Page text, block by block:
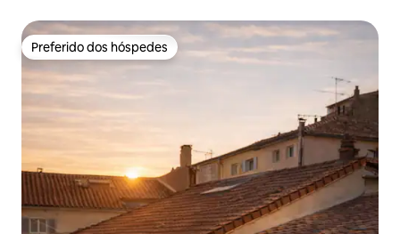
Preferido dos hóspedes
Preferido dos hóspedes